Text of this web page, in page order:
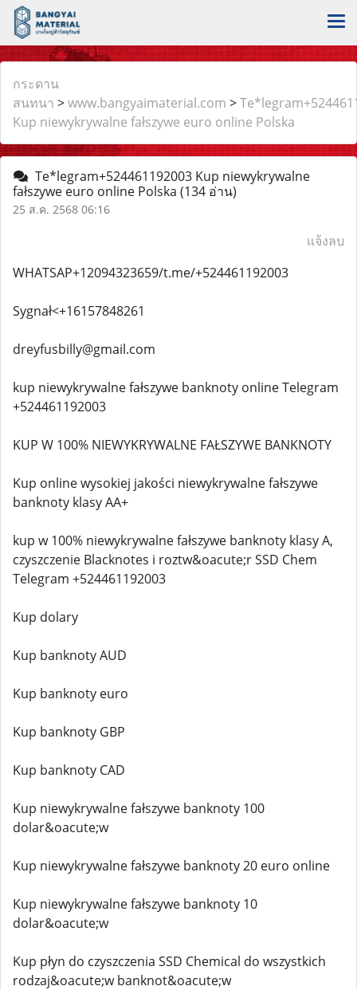
กระดาน
สนทนา >www.bangyaimaterial.com >
Kup niewykrywalne fałszywe euro online Polska
Te*legram+524461192003 Kup niewykrywalne
fałszywe euro online Polska (134 อ่าน)
25 ส.ค. 2568 06:16
แจ้งลบ
WHATSAP+12094323659/t.me/+524461192003
Sygnał<+16157848261
dreyfusbilly@gmail.com
kup niewykrywalne fałszywe banknoty online Telegram
+524461192003
KUP W 100% NIEWYKRYWALNE FAŁSZYWE BANKNOTY
Kup online wysokiej jakości niewykrywalne fałszywe
banknoty klasy AA+
kup w 100% niewykrywalne fałszywe banknoty klasy A,
czyszczenie Blacknotes i roztw&oacute;r SSD Chem
Telegram +524461192003
Kup dolary
Kup banknoty AUD
Kup banknoty euro
Kup banknoty GBP
Kup banknoty CAD
Kup niewykrywalne fałszywe banknoty 100
dolar&oacute;w
Kup niewykrywalne fałszywe banknoty 20 euro online
Kup niewykrywalne fałszywe banknoty 10
dolar&oacute;w
Kup płyn do czyszczenia SSD Chemical do wszystkich
rodzaj&oacute;w banknot&oacute;w